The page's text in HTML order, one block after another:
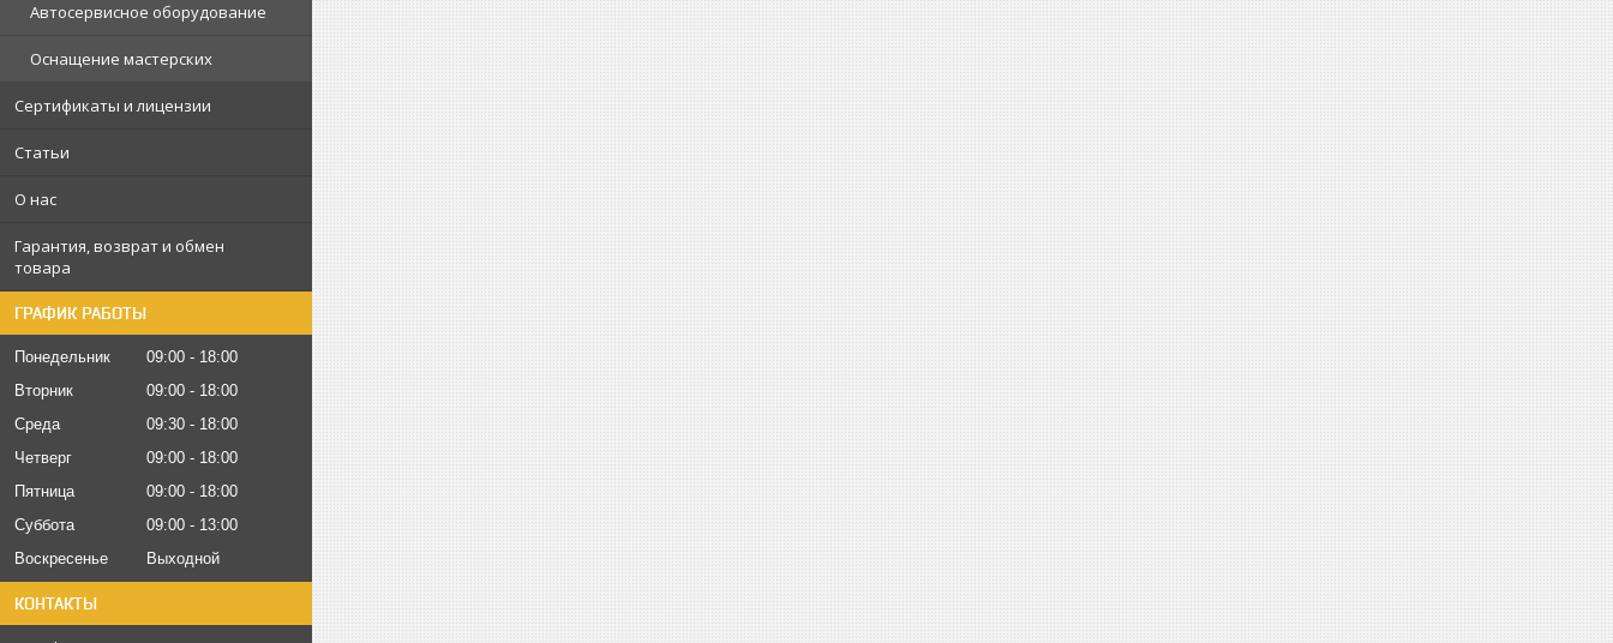
Автосервисное оборудование
Оснащение мастерских
Сертификаты и лицензии
Статьи
О нас
Гарантия, возврат и обмен
товара
ГРАФИК РАБОТЫ
Понедельник 09:00
18:00
Вторник
09:00
18:00
Среда
09:30
18:00
Четверг
09:00
18:00
Пятница
09:00
18:00
Суббота
09:00
13:00
Воскресенье
Выходной
КОНТАКТЫ